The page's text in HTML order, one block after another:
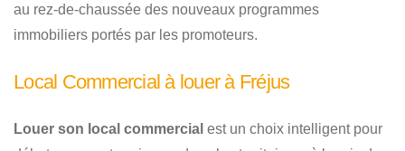
au rez-de-chaussée des nouveaux programmes
immobiliers portés par les promoteurs.
Local Commercial à louer à Fréjus
Louer son local commercial est un choix intelligent pour